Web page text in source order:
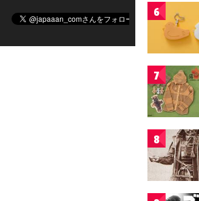
6
7
8